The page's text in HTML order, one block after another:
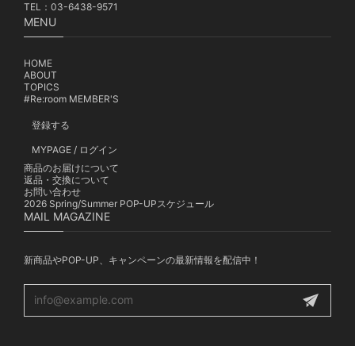
TEL：03-6438-9571
MENU
HOME
ABOUT
TOPICS
#Re:room MEMBER'S
登録する
MYPAGE / ログイン
商品のお届けについて
返品・交換について
お問い合わせ
2026 Spring/Summer POP-UPスケジュール
MAIL MAGAZINE
新商品やPOP-UP、キャンペーンの最新情報を配信中！